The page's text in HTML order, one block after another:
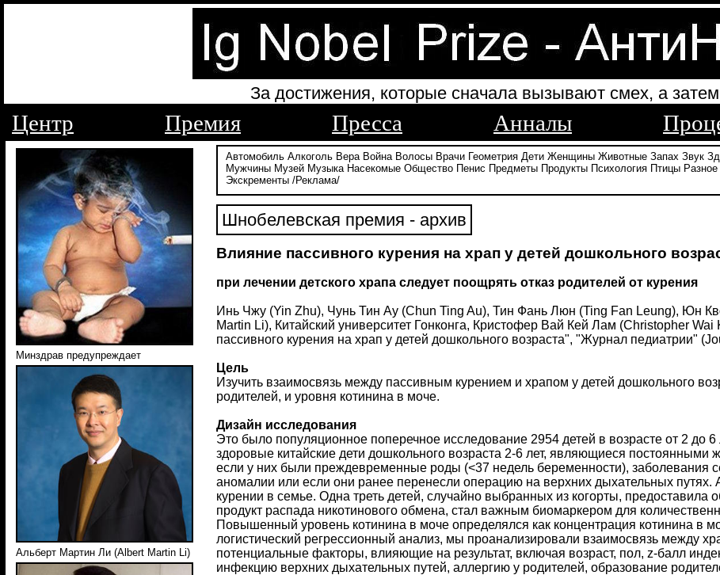
За достижения, которые сначала вызывают смех, а
Центр Премия Пресса Анналы
Минздрав предупреждает
Альберт Мартин Ли (Albert Martin Li)
Автомобиль Алкоголь Вера Война Волосы Врачи Геометрия Дети Женщины Животные Запах Звук
Мужчины Музей Музыка Насекомые Общество Пенис Предметы Продукты Психология Птицы Разное
Экскременты /Реклама/
Шнобелевская премия - архив
Влияние пассивного курения на храп у детей дошкольного
при лечении детского храпа следует поощрять отказ родителей от курения
Инь Чжу (Yin Zhu), Чунь Тин Ау (Chun Ting Au), Тин Фань Люн (Ting Fan Leung), Юн
Martin Li), Китайский университет Гонконга, Кристофер Вай Кей Лам (Christopher
пассивного курения на храп у детей дошкольного возраста", "Журнал педиатрии"
Цель
Изучить взаимосвязь между пассивным курением и храпом у детей дошкольного
родителей, и уровня котинина в моче.
Дизайн исследования
Это было популяционное поперечное исследование 2954 детей в возрасте от 2 до
здоровые китайские дети дошкольного возраста 2-6 лет, являющиеся постоянными
если у них были преждевременные роды (<37 недель беременности), заболевания
аномалии или если они ранее перенесли операцию на верхних дыхательных
курении в семье. Одна треть детей, случайно выбранных из когорты, предоставила
продукт распада никотинового обмена, стал важным биомаркером для
Повышенный уровень котинина в моче определялся как концентрация котинина в
логистический регрессионный анализ, мы проанализировали взаимосвязь между
потенциальные факторы, влияющие на результат, включая возраст, пол, z-балл
инфекцию верхних дыхательных путей, аллергию у родителей, образование